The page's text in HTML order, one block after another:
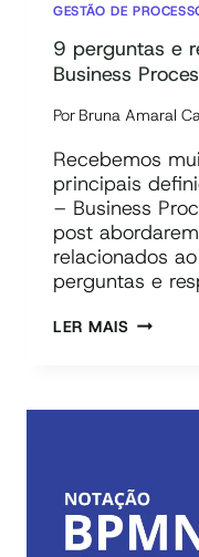
GESTÃO DE
9 perguntas e
Business
Por Bruna Amaral
Recebemos
principais
– Business
post
relacionados
perguntas e
LER MAIS9
É